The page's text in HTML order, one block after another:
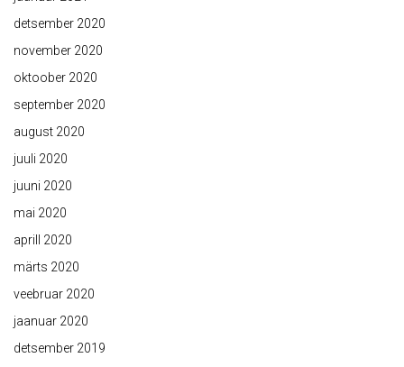
detsember 2020
november 2020
oktoober 2020
september 2020
august 2020
juuli 2020
juuni 2020
mai 2020
aprill 2020
märts 2020
veebruar 2020
jaanuar 2020
detsember 2019